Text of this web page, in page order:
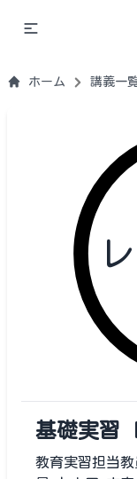
ホーム 講義一
基礎実習 I
教育実習担当